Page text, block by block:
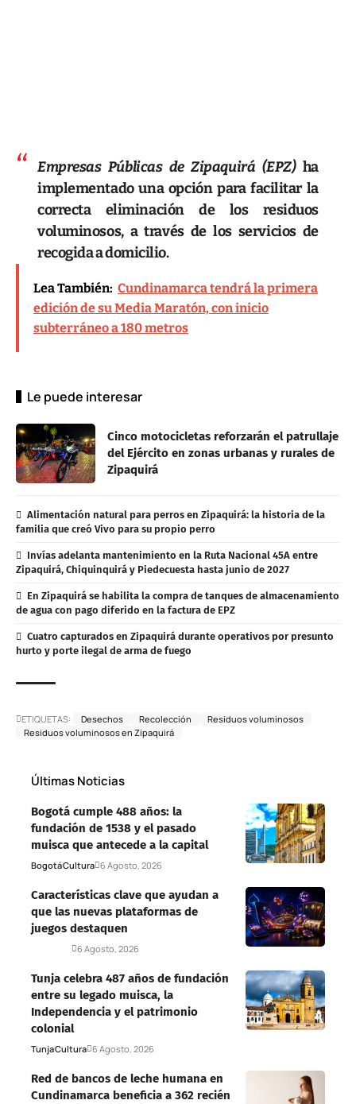
Empresas Públicas de Zipaquirá (EPZ) ha
implementado una opción para facilitar la
correcta eliminación de los residuos
voluminosos, a través de los servicios de
recogida a domicilio.
Lea También: Cundinamarca tendrá la primera
edición de su Media Maratón, con inicio
subterráneo a 180 metros
Le puede interesar
Cinco motocicletas reforzarán el patrullaje
del Ejército en zonas urbanas y rurales de
Zipaquirá
Alimentación natural para perros en Zipaquirá: la historia de la
familia que creó Vivo para su propio perro
Invías adelanta mantenimiento en la Ruta Nacional 45A entre
Zipaquirá, Chiquinquirá y Piedecuesta hasta junio de 2027
En Zipaquirá se habilita la compra de tanques de almacenamiento
de agua con pago diferido en la factura de EPZ
Cuatro capturados en Zipaquirá durante operativos por presunto
hurto y porte ilegal de arma de fuego
ETIQUETAS: Desechos Recolección
Residuos voluminosos
Residuos voluminosos en Zipaquirá
Últimas Noticias
Bogotá cumple 488 años: la
fundación de 1538 y el pasado
muisca que antecede a la capital
BogotáCultura 6 Agosto, 2026
Características clave que ayudan a
que las nuevas plataformas de
juegos destaquen
6 Agosto, 2026
Tunja celebra 487 años de fundación
entre su legado muisca, la
Independencia y el patrimonio
colonial
TunjaCultura 6 Agosto, 2026
Red de bancos de leche humana en
Cundinamarca beneficia a 362 recién